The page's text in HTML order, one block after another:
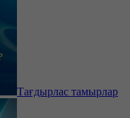
Тағдырлас тамырлар